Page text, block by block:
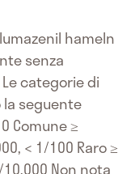
hameln
senza
categorie di
seguente
Comune ≥
< 1/100 Raro ≥
Non nota